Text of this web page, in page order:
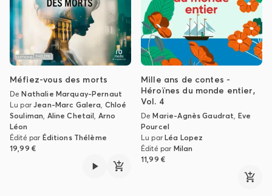
Méfiez-vous des morts
DeNathalie Marquay-Pernaut
Lu parJean-Marc Galera, Chloé
Souliman, Aline Chetail, Arno
Léon
Édité par Éditions Thélème
19,99 €
Mille ans de contes -
Héroïnes du monde entier,
Vol. 4
DeMarie-Agnès Gaudrat, Eve
Pourcel
Lu parLéa Lopez
Édité par Milan
11,99 €